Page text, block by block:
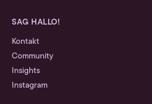
SAG HALLO!
Kontakt
Community
Insights
Instagram